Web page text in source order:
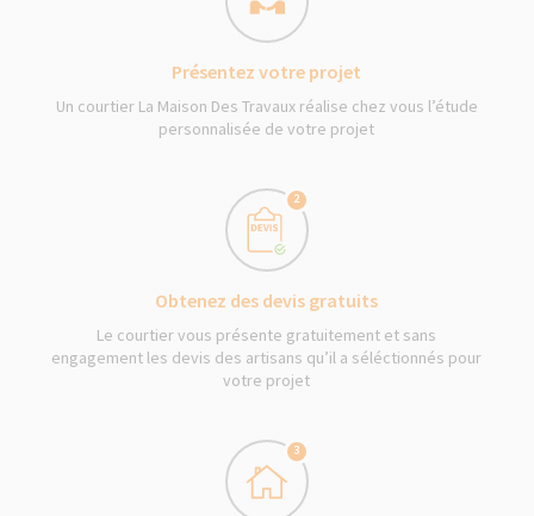
Présentez votre projet
Un courtier La Maison Des Travaux réalise chez vous l’étude
personnalisée de votre projet
2
Obtenez des devis gratuits
Le courtier vous présente gratuitement et sans
engagement les devis des artisans qu’il a séléctionnés pour
votre projet
3